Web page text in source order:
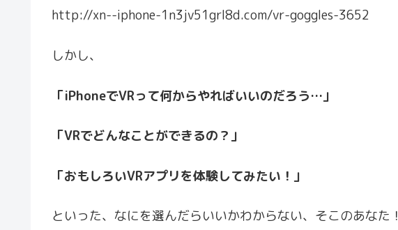
http://xn--iphone-1n3jv51grl8d.com/vr-goggles-3652
しかし、
「iPhoneでVRって何からやればいいのだろう…」
「VRでどんなことができるの？」
「おもしろいVRアプリを体験してみたい！」
といった、なにを選んだらいいかわからない、そこのあなた！